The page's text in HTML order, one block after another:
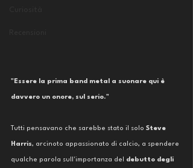
"Essere la prima band metal a suonare qui è
davvero un onore, sul serio."
Tutti pensavano che sarebbe stato il solo Steve
Harris, arcinoto appassionato di calcio, a spendere
qualche parola sull'importanza del debutto degli